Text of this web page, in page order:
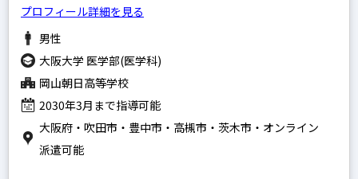
プロフィール詳細を見る
男性
大阪大学 医学部(医学科)
岡山朝日高等学校
2030年3月まで指導可能
大阪府・吹田市・豊中市・高槻市・茨木市・オンライン
派遣可能